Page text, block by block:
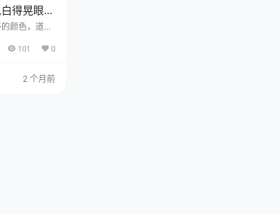
得晃眼还
颜色，道理
本不需要下
达 而今
夹：Kitaro_
101 0
2 个月前